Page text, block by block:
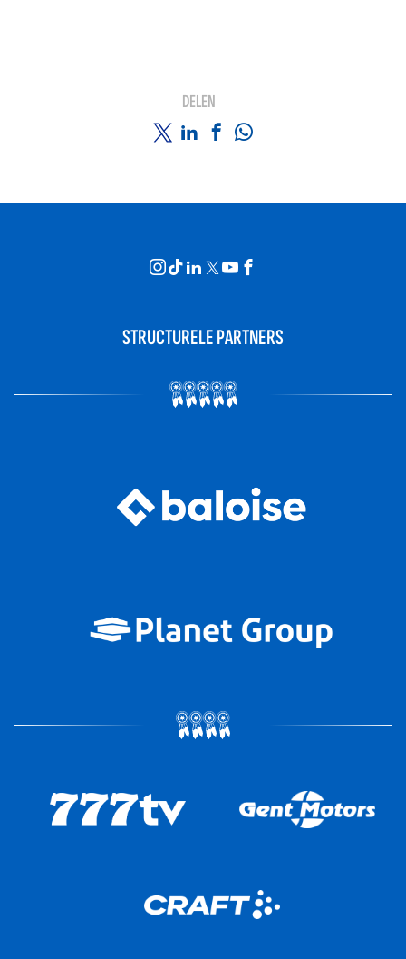
DELEN
STRUCTURELE PARTNERS